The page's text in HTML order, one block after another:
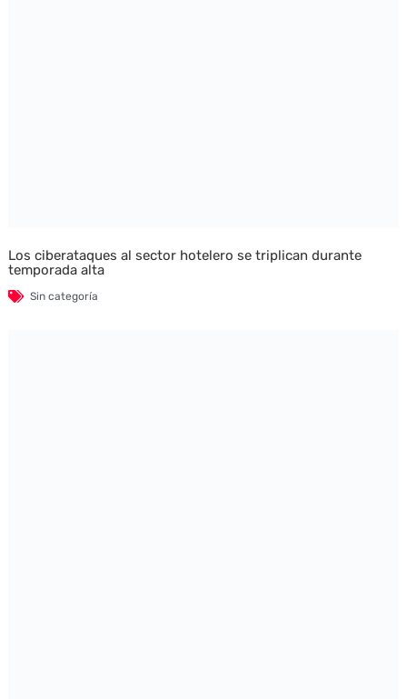
Los ciberataques al sector hotelero se triplican durante
temporada alta
Sin categoría